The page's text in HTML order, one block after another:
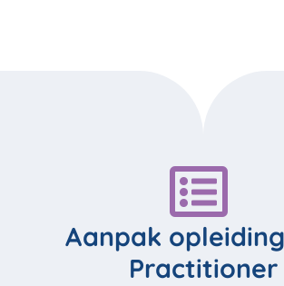
Aanpak
Practitioner